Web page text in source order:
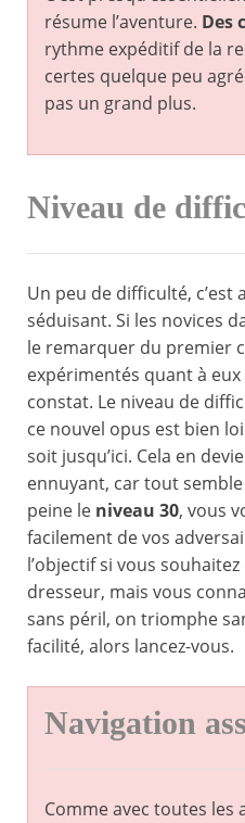
résume l’aventure. Des
rythme expéditif de la
certes quelque peu
pas un grand plus.
Niveau de
Un peu de difficulté, c’est
séduisant. Si les novices
le remarquer du premier
expérimentés quant à
constat. Le niveau de
ce nouvel opus est bien
soit jusqu’ici. Cela en
ennuyant, car tout
peine le niveau 30, vous
facilement de vos
l’objectif si vous
dresseur, mais vous
sans péril, on triomphe
facilité, alors lancez-vous.
Navigation
Comme avec toutes les